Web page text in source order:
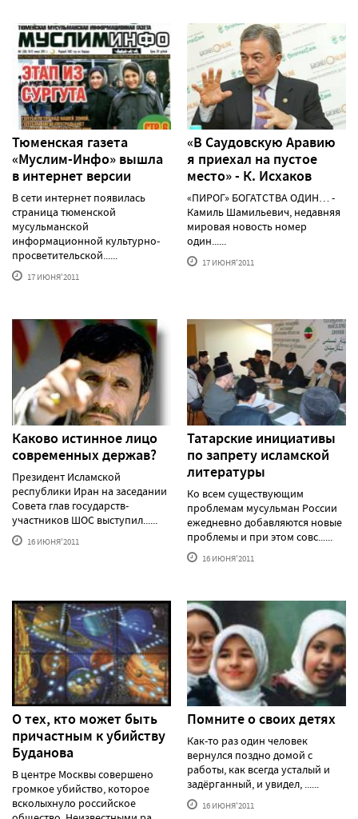
Тюменская газета
«Муслим-Инфо» вышла
в интернет версии
В сети интернет появилась
страница тюменской
мусульманской
информационной культурно-
просветительской......
17 ИЮНЯ'2011
«В Саудовскую Аравию
я приехал на пустое
место» - К. Исхаков
«ПИРОГ» БОГАТСТВА ОДИН… -
Камиль Шамильевич, недавняя
мировая новость номер
один......
17 ИЮНЯ'2011
Каково истинное лицо
современных держав?
Президент Исламской
республики Иран на заседании
Совета глав государств-
участников ШОС выступил......
16 ИЮНЯ'2011
Татарские инициативы
по запрету исламской
литературы
Ко всем существующим
проблемам мусульман России
ежедневно добавляются новые
проблемы и при этом совс......
16 ИЮНЯ'2011
О тех, кто может быть
причастным к убийству
Буданова
В центре Москвы совершено
громкое убийство, которое
всколыхнуло российское
Помните о своих детях
Как-то раз один человек
вернулся поздно домой с
работы, как всегда усталый и
задёрганный, и увидел, ......
16 ИЮНЯ'2011